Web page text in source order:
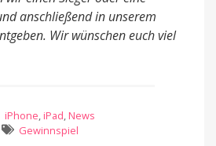
anschließend in unserem
Wir wünschen euch viel
iPhone, iPad, News
Gewinnspiel